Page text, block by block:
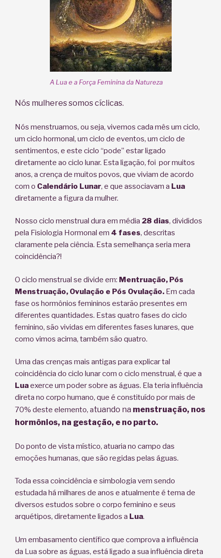
A Lua e a Força Feminina da Natureza
Nós mulheres somos cíclicas.
Nós menstruamos, ou seja, vivemos cada mês um ciclo,
um ciclo hormonal, um ciclo de eventos, um ciclo de
sentimentos, e este ciclo “pode” estar ligado
diretamente ao ciclo lunar. Esta ligação, foi por muitos
anos, a crença de muitos povos, que viviam de acordo
com o Calendário Lunar, e que associavam a Lua
diretamente a figura da mulher.
Nosso ciclo menstrual dura em média 28 dias, divididos
pela Fisiologia Hormonal em 4 fases, descritas
claramente pela ciência. Esta semelhança seria mera
coincidência?!
O ciclo menstrual se divide em: Mentruação, Pós
Menstruação, Ovulação e Pós Ovulação. Em cada
fase os hormônios femininos estarão presentes em
diferentes quantidades. Estas quatro fases do ciclo
feminino, são vividas em diferentes fases lunares, que
como vimos acima, também são quatro.
Uma das crenças mais antigas para explicar tal
coincidência do ciclo lunar com o ciclo menstrual, é que a
Luaexerce um poder sobre as águas. Ela teria influência
direta no corpo humano, que é constituído por mais de
70% deste elemento, atuando na menstruação, nos
hormônios, na gestação, e no parto.
Do ponto de vista místico, atuaria no campo das
emoções humanas, que são regidas pelas águas.
Toda essa coincidência e simbologia vem sendo
estudada há milhares de anos e atualmente é tema de
diversos estudos sobre o corpo feminino e seus
arquétipos, diretamente ligados a Lua.
Um embasamento científico que comprova a influência
da Lua sobre as águas, está ligado a sua influência direta